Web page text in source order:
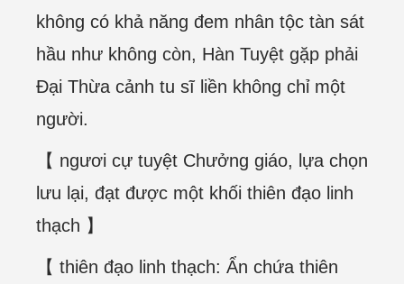
không có khả năng đem nhân tộc tàn sát
hầu như không còn, Hàn Tuyệt gặp phải
Đại Thừa cảnh tu sĩ liền không chỉ một
người.
【 ngươi cự tuyệt Chưởng giáo, lựa chọn
lưu lại, đạt được một khối thiên đạo linh
thạch 】
【 thiên đạo linh thạch: Ẩn chứa thiên